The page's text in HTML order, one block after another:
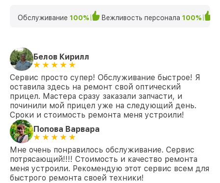
Обслуживание 100% Вежливость персонала 100%
Белов Кирилл
Сервис просто супер! Обслуживание быстрое! Я
оставила здесь на ремонт свой оптический
прицел. Мастера сразу заказали запчасти, и
починили мой прицел уже на следующий день.
Сроки и стоимость ремонта меня устроили!
Попова Варвара
Мне очень понравилось обслуживание. Сервис
потрясающий!!!! Стоимость и качество ремонта
меня устроили. Рекомендую этот сервис всем для
быстрого ремонта своей техники!